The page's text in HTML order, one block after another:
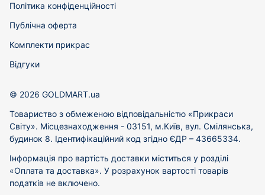
Політика конфіденційності
Публічна оферта
Комплекти прикрас
Відгуки
© 2026 GOLDMART.ua
Товариство з обмеженою відповідальністю «Прикраси
Світу». Місцезнаходження - 03151, м.Київ, вул. Смілянська,
будинок 8. Ідентифікаційний код згідно ЄДР – 43665334.
Інформація про вартість доставки міститься у розділі
«Оплата та доставка». У розрахунок вартості товарів
податків не включено.